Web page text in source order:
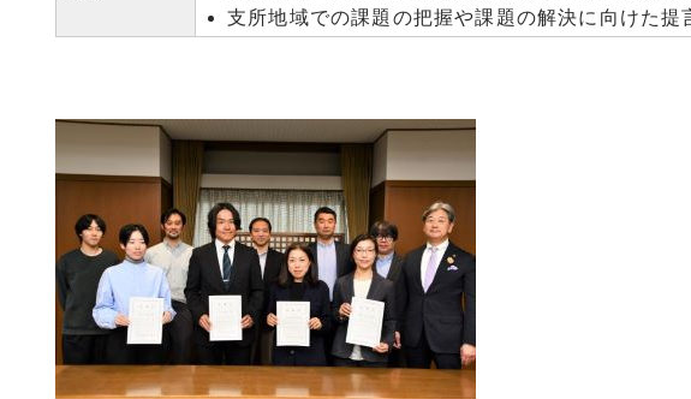
支所地域での課題の把握や課題の解決に向けた提